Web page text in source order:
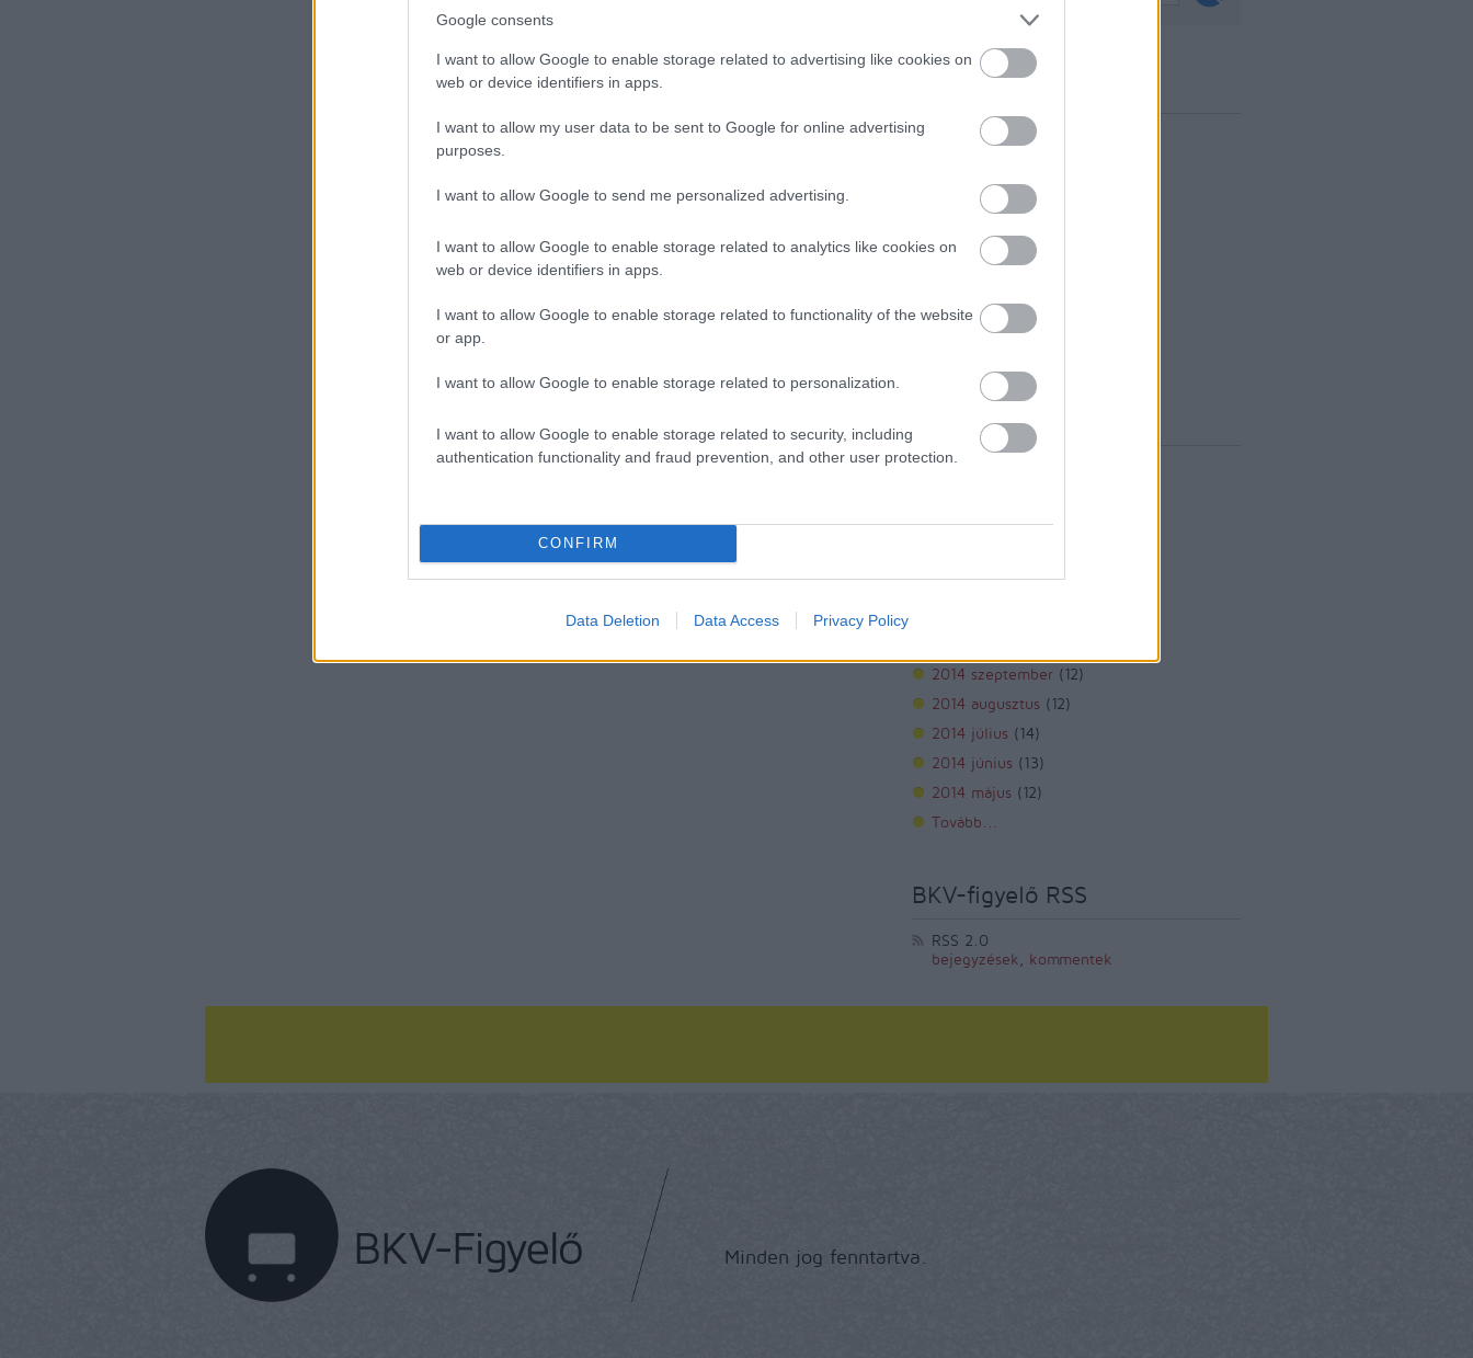
Google consents
I want to allow Google to enable storage related to advertising like cookies on
web or device identifiers in apps.
I want to allow my user data to be sent to Google for online advertising
purposes.
I want to allow Google to send me personalized advertising.
I want to allow Google to enable storage related to analytics like cookies on
web or device identifiers in apps.
I want to allow Google to enable storage related to functionality of the website
or app.
I want to allow Google to enable storage related to personalization.
I want to allow Google to enable storage related to security, including
authentication functionality and fraud prevention, and other user protection.
CONFIRM
Data Deletion Data Access Privacy Policy
Archívum
2015 április
2015 február (10)
2014 december (8)
2014 szeptember (12)
2014 augusztus (12)
2014 július (14)
2014 június (13)
2014 május (12)
Tovább
BKV-figyelő RSS
RSS 2.0
bejegyzések
kommentek
Minden jog fenntartva.